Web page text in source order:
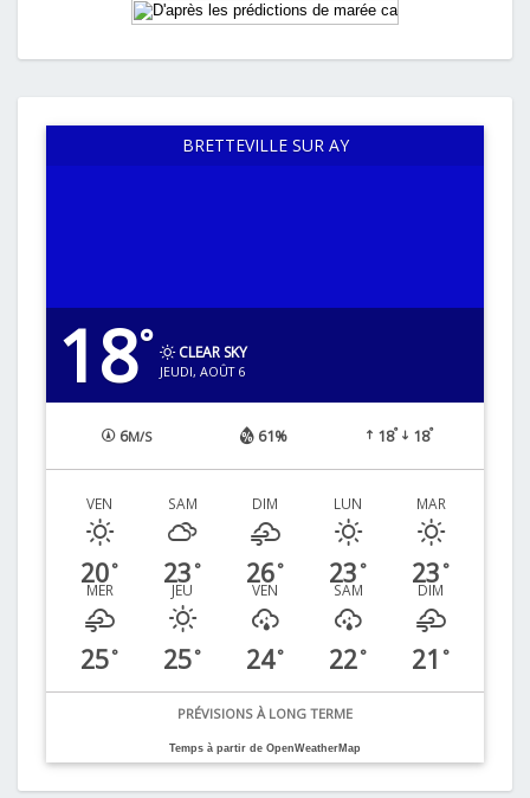
BRETTEVILLE SUR AY
18° CLEAR SKY
JEUDI, AOÛT 6
6M/S 61% 18° 18°
VEN
20°
SAM
23 °
DIM
26°
LUN
23 °
MAR
23 °
MER
25°
JEU
25°
VEN
24°
SAM
22°
DIM
21 °
PRÉVISIONS À LONG TERME
Temps à partir de OpenWeatherMap